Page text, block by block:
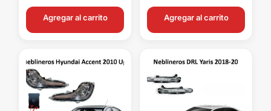
Agregar al carrito Agregar al carrito